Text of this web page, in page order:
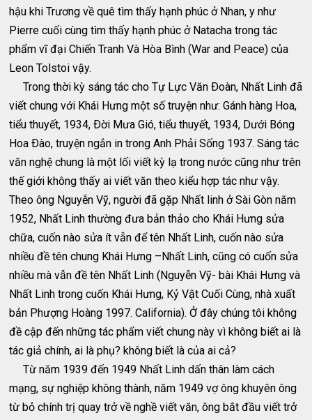
hậu khi Trương về quê tìm thấy hạnh phúc ở Nhan, y như
Pierre cuối cùng tìm thấy hạnh phúc ở Natacha trong tác
phẩm vĩ đại Chiến Tranh Và Hòa Bình (War and Peace) của
Leon Tolstoi vậy.
Trong thời kỳ sáng tác cho Tự Lực Văn Ðoàn, Nhất Linh đã
viết chung với Khái Hưng một số truyện như: Gánh hàng Hoa,
tiểu thuyết, 1934, Ðời Mưa Gió, tiểu thuyết, 1934, Dưới Bóng
Hoa Ðào, truyện ngắn in trong Anh Phải Sống 1937. Sáng tác
văn nghệ chung là một lối viết kỳ lạ trong nước cũng như trên
thế giới không thấy ai viết văn theo kiểu hợp tác như vậy.
Theo ông Nguyễn Vỹ, người đã gặp Nhất linh ở Sài Gòn năm
1952, Nhất Linh thường đưa bản thảo cho Khái Hưng sửa
chữa, cuốn nào sửa ít vẫn để tên Nhất Linh, cuốn nào sửa
nhiều đề tên chung Khái Hưng –Nhất Linh, cũng có cuốn sửa
nhiều mà vẫn đề tên Nhất Linh (Nguyễn Vỹ- bài Khái Hưng và
Nhất Linh trong cuốn Khái Hưng, Kỷ Vật Cuối Cùng, nhà xuất
bản Phượng Hoàng 1997. California). Ở đây chúng tôi không
đề cập đến những tác phẩm viết chung này vì không biết ai là
tác giả chính, ai là phụ? không biết là của ai cả?
Từ năm 1939 đến 1949 Nhất Linh dấn thân làm cách
mạng, sự nghiệp không thành, năm 1949 vợ ông khuyên ông
từ bỏ chính trị quay trở về nghề viết văn, ông bắt đầu viết trở